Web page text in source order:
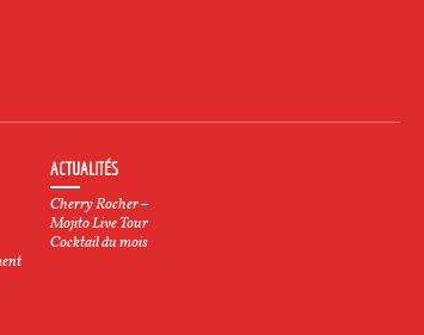
ACTUALITÉS
Cherry Rocher –
Mojito Live Tour
Cocktail du mois